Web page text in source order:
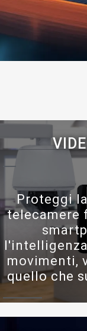
Proteggi
telecamere
movimenti,
quello che